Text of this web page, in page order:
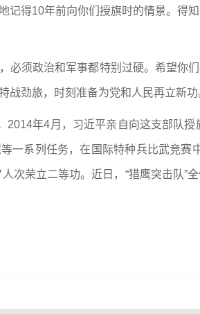
记得10年前向你们授旗时的情景。得
必须政治和军事都特别过硬。希望你
战劲旅，时刻准备为党和人民再立新功
2014年4月，习近平亲自向这支部队
一系列任务，在国际特种兵比武竞
次荣立二等功。近日，“猎鹰突击队”